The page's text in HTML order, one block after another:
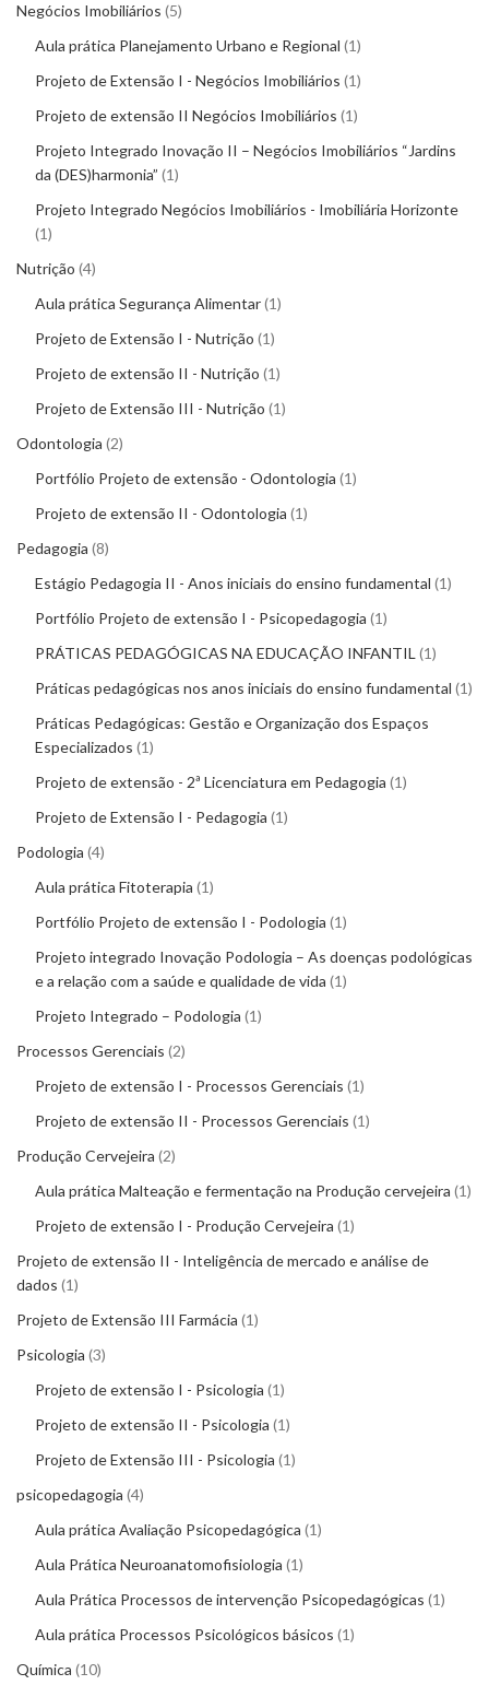
Negócios Imobiliários 5
Aula prática Planejamento Urbano e Regional 1
Projeto de Extensão I - Negócios Imobiliários 1
Projeto de extensão II Negócios Imobiliários 1
Projeto Integrado Inovação II – Negócios Imobiliários “Jardins
da (DES)harmonia” 1
Projeto Integrado Negócios Imobiliários - Imobiliária Horizonte
1
Nutrição 4
Aula prática Segurança Alimentar 1
Projeto de Extensão I - Nutrição 1
Projeto de extensão II - Nutrição 1
Projeto de Extensão III - Nutrição 1
Odontologia 2
Portfólio Projeto de extensão - Odontologia 1
Projeto de extensão II - Odontologia 1
Pedagogia 8
Estágio Pedagogia II - Anos iniciais do ensino fundamental 1
Portfólio Projeto de extensão I - Psicopedagogia 1
PRÁTICAS PEDAGÓGICAS NA EDUCAÇÃO INFANTIL
1
Práticas pedagógicas nos anos iniciais do ensino fundamental 1
Práticas Pedagógicas: Gestão e Organização dos Espaços
Especializados 1
Projeto de extensão - 2ª Licenciatura em Pedagogia 1
Projeto de Extensão I - Pedagogia 1
Podologia 4
Aula prática Fitoterapia 1
Portfólio Projeto de extensão I - Podologia 1
Projeto integrado Inovação Podologia – As doenças podológicas
e a relação com a saúde e qualidade de vida 1
Projeto Integrado – Podologia 1
Processos Gerenciais 2
Projeto de extensão I - Processos Gerenciais 1
Projeto de extensão II - Processos Gerenciais 1
Produção Cervejeira 2
Aula prática Malteação e fermentação na Produção cervejeira 1
Projeto de extensão I - Produção Cervejeira 1
Projeto de extensão II - Inteligência de mercado e análise de
dados 1
Projeto de Extensão III Farmácia 1
Psicologia 3
Projeto de extensão I - Psicologia 1
Projeto de extensão II - Psicologia 1
Projeto de Extensão III - Psicologia 1
psicopedagogia 4
Aula prática Avaliação Psicopedagógica 1
Aula Prática Neuroanatomofisiologia 1
Aula Prática Processos de intervenção Psicopedagógicas 1
Aula prática Processos Psicológicos básicos 1
Química 10